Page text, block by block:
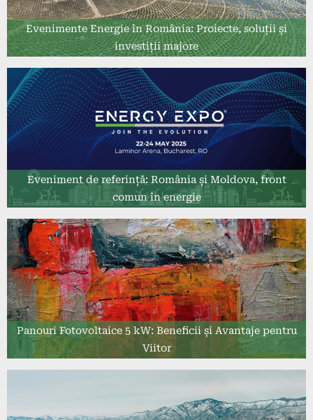
Evenimente Energie în România: Proiecte, soluții și
investiții majore
Eveniment de referință: România și Moldova, front
comun în energie
Panouri Fotovoltaice 5 kW: Beneficii și Avantaje pentru
Viitor